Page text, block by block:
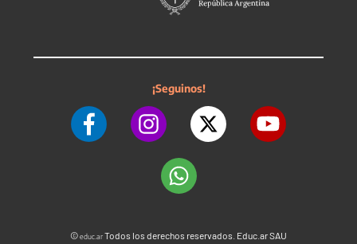
¡Seguinos!
©educ.arTodos los derechos reservados. Educ.ar SAU